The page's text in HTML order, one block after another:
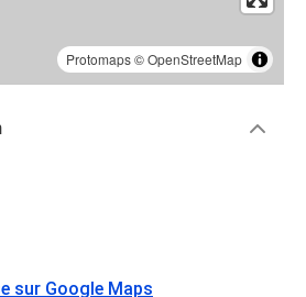
Protomaps©OpenStreetMap
sur Google Maps